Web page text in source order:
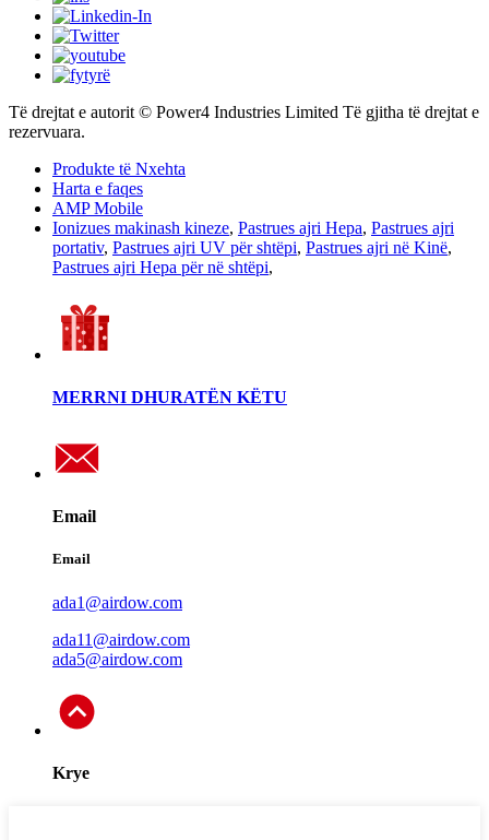
Të drejtat e autorit © Power4 Industries Limited Të gjitha të drejtat e
rezervuara.
Produkte të Nxehta
Harta e faqes
AMP Mobile
Ionizues makinash kineze, Pastrues ajri Hepa, Pastrues ajri
portativ, Pastrues ajri UV për shtëpi, Pastrues ajri në Kinë,
Pastrues ajri Hepa për në shtëpi,
MERRNI DHURATËN KËTU
Email
Email
ada1@airdow.com
ada11@airdow.com
ada5@airdow.com
Krye